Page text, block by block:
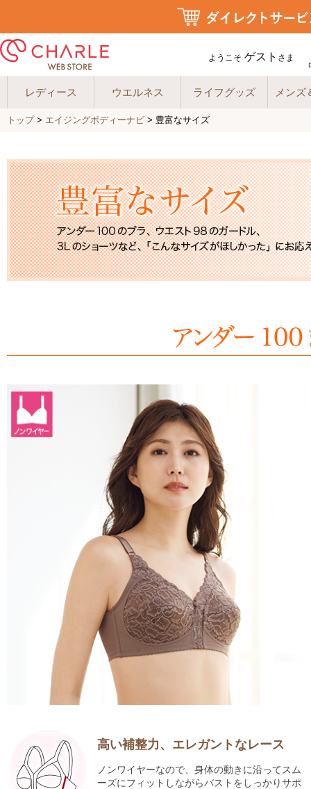
ようこそ ゲスト さま
レディース ウエルネス ライフグッズ メンズ
トップ> エイジングボディーナビ > 豊富なサイズ
高い補整力、エレガントなレース
ノンワイヤーなので、身体の動きに沿ってスム
ーズにフィットしながらバストをしっかりサポ